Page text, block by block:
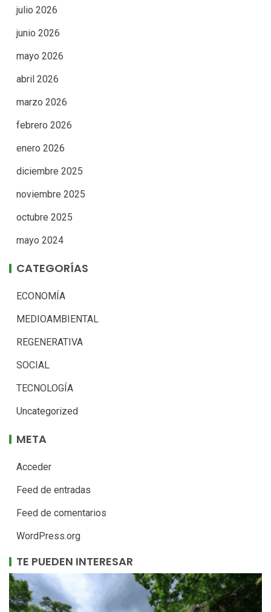
julio 2026
junio 2026
mayo 2026
abril 2026
marzo 2026
febrero 2026
enero 2026
diciembre 2025
noviembre 2025
octubre 2025
mayo 2024
CATEGORÍAS
ECONOMÍA
MEDIOAMBIENTAL
REGENERATIVA
SOCIAL
TECNOLOGÍA
Uncategorized
META
Acceder
Feed de entradas
Feed de comentarios
WordPress.org
TE PUEDEN INTERESAR